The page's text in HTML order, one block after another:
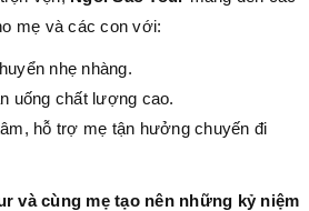
mẹ và các con với:
nhẹ nhàng.
uống chất lượng cao.
hỗ trợ mẹ tận hưởng chuyến đi
và cùng mẹ tạo nên những kỷ niệm